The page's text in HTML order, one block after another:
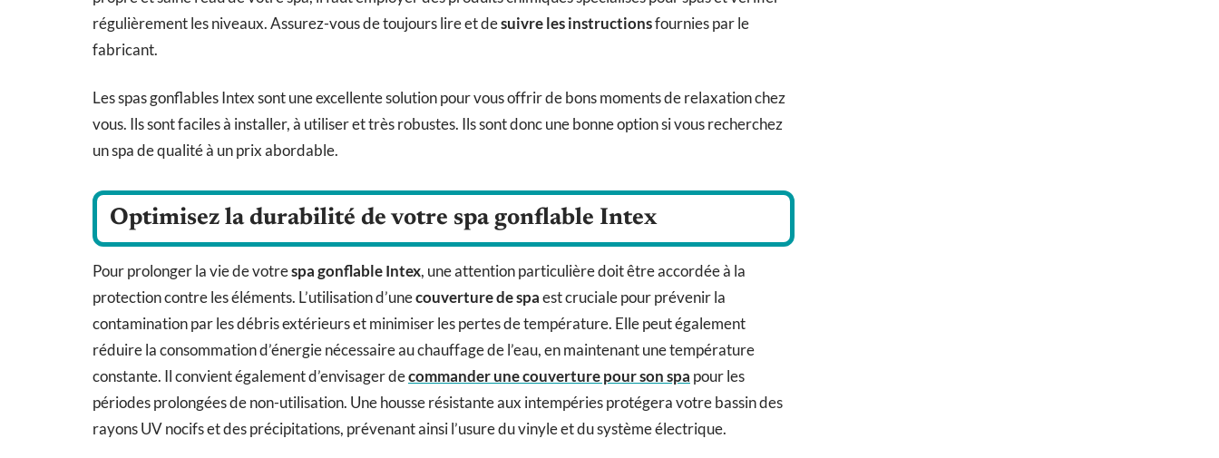
régulièrement les niveaux. Assurez-vous de toujours lire et desuivre les instructionsfournies par le
fabricant.
Les spas gonflables Intex sont une excellente solution pour vous offrir de bons moments de relaxation chez
vous. Ils sont faciles à installer, à utiliser et très robustes. Ils sont donc une bonne option si vous recherchez
un spa de qualité à un prix abordable.
Optimisez la durabilité de votre spa gonflable Intex
Pour prolonger la vie de votrespa gonflable Intex, une attention particulière doit être accordée à la
protection contre les éléments. L’utilisation d’unecouverture de spaest cruciale pour prévenir la
contamination par les débris extérieurs et minimiser les pertes de température. Elle peut également
réduire la consommation d’énergie nécessaire au chauffage de l’eau, en maintenant une température
constante. Il convient également d’envisager decommander une couverture pour son spa pour les
périodes prolongées de non-utilisation. Une housse résistante aux intempéries protégera votre bassin des
rayons UV nocifs et des précipitations, prévenant ainsi l’usure du vinyle et du système électrique.